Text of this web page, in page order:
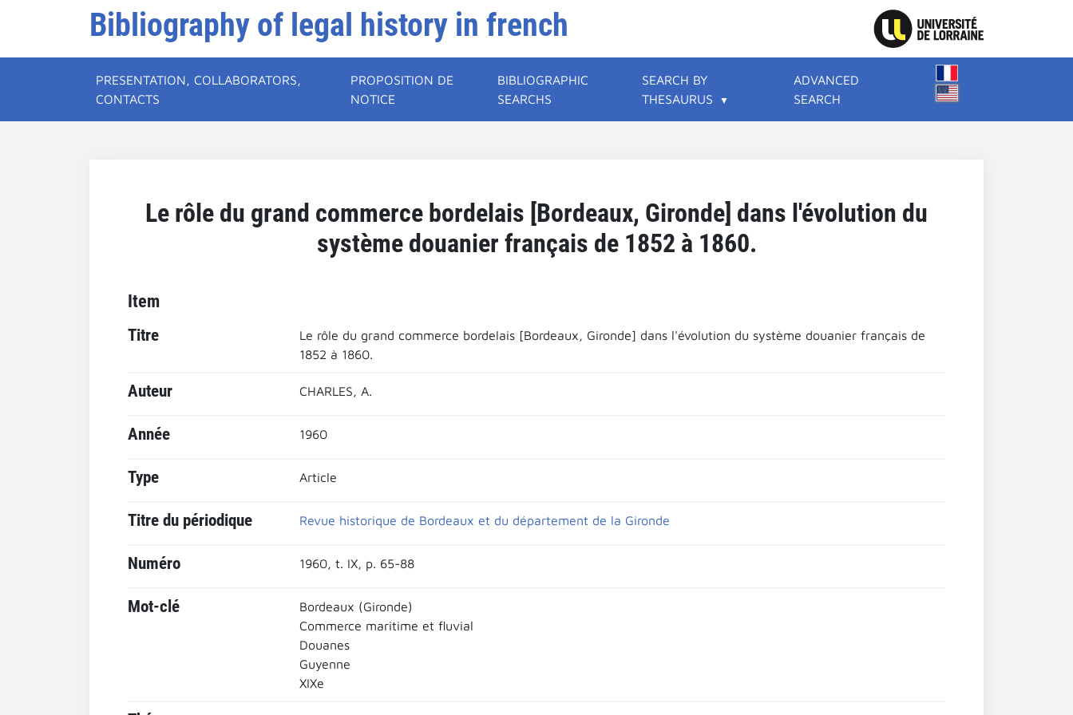
Bibliography of legal history in french
PRESENTATION, COLLABORATORS,
CONTACTS
PROPOSITION DE
NOTICE
BIBLIOGRAPHIC
SEARCHS
SEARCH BY
THESAURUS
ADVANCED
SEARCH
Le rôle du grand commerce bordelais [Bordeaux, Gironde] dans l'évolution du
système douanier français de 1852 à 1860.
Item
Titre
Le rôle du grand commerce bordelais [Bordeaux, Gironde] dans l'évolution du système douanier français de
1852 à 1860.
Auteur CHARLES, A.
Année 1960
Type Article
Titre du périodique Revue historique de Bordeaux et du département de la Gironde
Numéro 1960, t. IX, p. 65-88
Mot-clé
Bordeaux (Gironde)
Commerce maritime et fluvial
Douanes
Guyenne
XIXe